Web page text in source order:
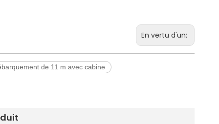
En vertu d'un:
de 11 m avec cabine